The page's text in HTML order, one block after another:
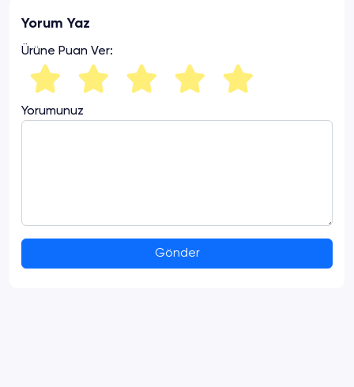
Yorum Yaz
Ürüne Puan Ver:
Yorumunuz
Gönder